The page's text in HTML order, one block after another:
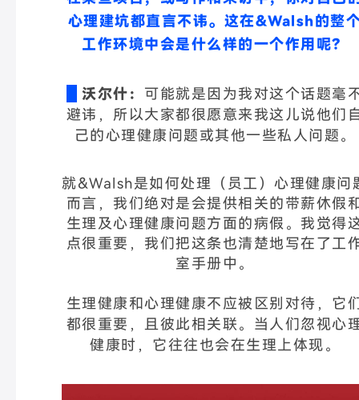
心理建坑都直言不讳。 这在&Walsh的整
工作环境中会是什么样的一个作用呢？
沃尔什： 可能就是因为我对这个话题毫
避讳，所以大家都很愿意来我这儿说他们
己的心理健康问题或其他一些私人问题。
就&Walsh是如何处理（员工）心理健康问
而言，我们绝对是会提供相关的带薪休假
生理及心理健康问题方面的病假。我觉得
点很重要，我们把这条也清楚地写在了工
室手册中。
生理健康和心理健康不应被区别对待，它
都很重要，且彼此相关联。当人们忽视心
健康时，它往往也会在生理上体现。